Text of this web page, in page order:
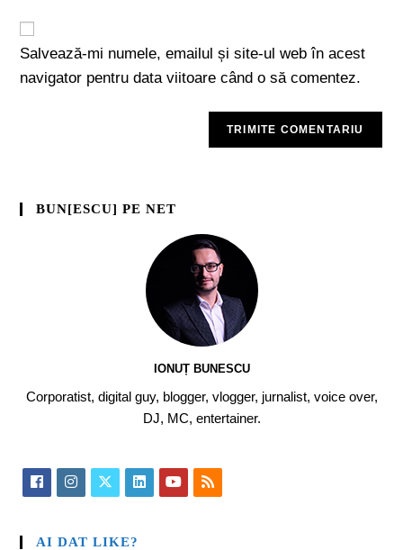
Salvează-mi numele, emailul și site-ul web în acest
navigator pentru data viitoare când o să comentez.
BUN[ESCU] PE NET
IONUȚ BUNESCU
Corporatist, digital guy, blogger, vlogger, jurnalist, voice over,
DJ, MC, entertainer.
AI DAT LIKE?